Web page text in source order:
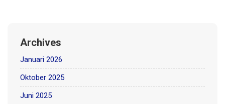
Archives
Januari 2026
Oktober 2025
Juni 2025